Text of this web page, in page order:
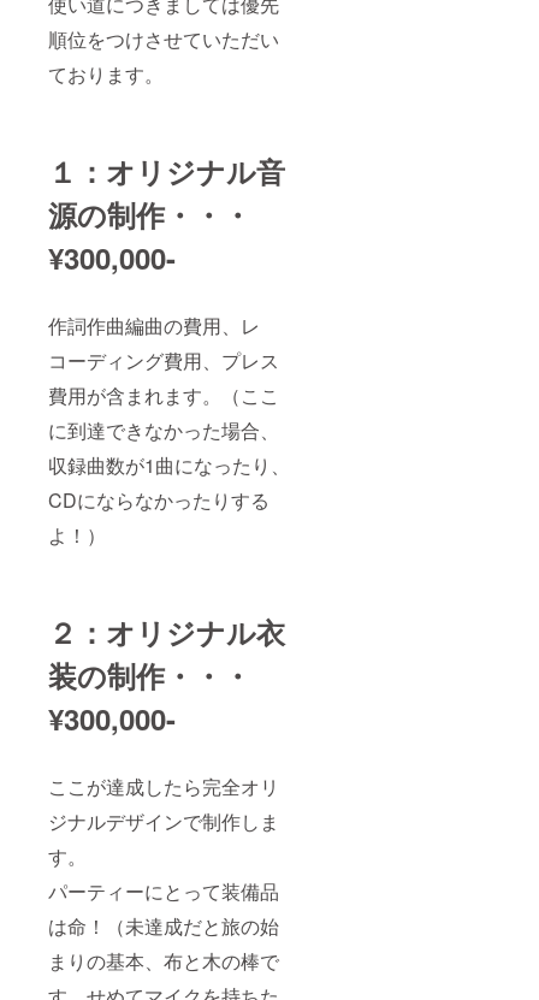
順位をつけさせていただい
ております。
１：オリジナル音
源の制作・・・
¥300,000-
作詞作曲編曲の費用、レ
コーディング費用、プレス
費用が含まれます。（ここ
に到達できなかった場合、
収録曲数が1曲になったり、
CDにならなかったりする
よ！）
２：オリジナル衣
装の制作・・・
¥300,000-
ここが達成したら完全オリ
ジナルデザインで制作しま
す。
パーティーにとって装備品
は命！（未達成だと旅の始
まりの基本、布と木の棒で